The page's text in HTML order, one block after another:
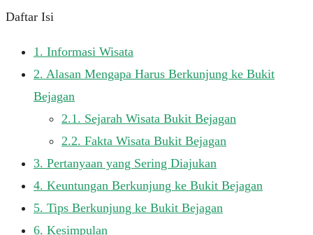
Daftar Isi
1. Informasi Wisata
2. Alasan Mengapa Harus Berkunjung ke Bukit
Bejagan
2.1. Sejarah Wisata Bukit Bejagan
2.2. Fakta Wisata Bukit Bejagan
3. Pertanyaan yang Sering Diajukan
4. Keuntungan Berkunjung ke Bukit Bejagan
5. Tips Berkunjung ke Bukit Bejagan
6. Kesimpulan